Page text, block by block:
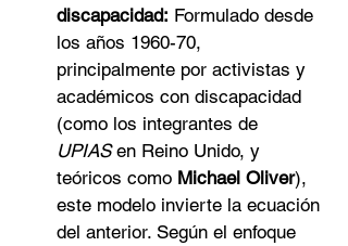
discapacidad: Formulado desde
los años 1960-70,
principalmente por activistas y
académicos con discapacidad
(como los integrantes de
UPIAS en Reino Unido, y
teóricos como Michael Oliver),
este modelo invierte la ecuación
del anterior. Según el enfoque